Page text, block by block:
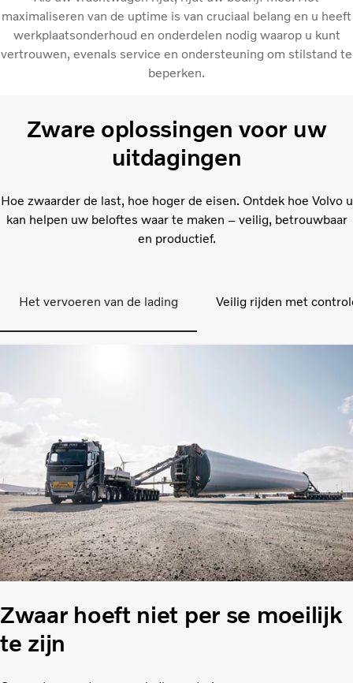
maximaliseren van de uptime is van cruciaal belang en u heeft
werkplaatsonderhoud en onderdelen nodig waarop u kunt
vertrouwen, evenals service en ondersteuning om stilstand te
beperken.
Zware oplossingen voor uw
uitdagingen
Hoe zwaarder de last, hoe hoger de eisen. Ontdek hoe Volvo u
kan helpen uw beloftes waar te maken – veilig, betrouwbaar
en productief.
Het vervoeren van de lading Veilig rijden met
Zwaar hoeft niet per se moeilijk
te zijn